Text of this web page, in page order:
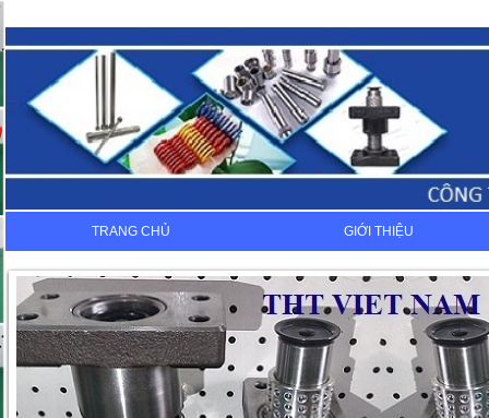
TRANG CHỦ GIỚI THIỆU